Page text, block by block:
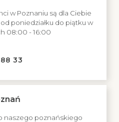
w Poznaniu są dla Ciebie
poniedziałku do piątku w
08:00 - 16:00
33
naszego poznańskiego